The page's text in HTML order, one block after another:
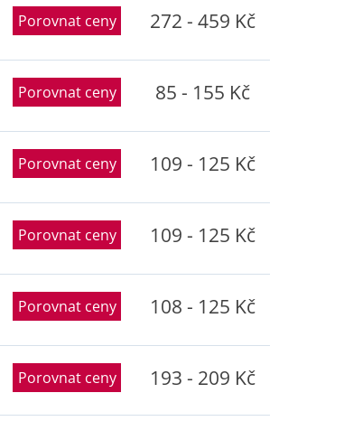
Porovnat ceny 272 - 459 Kč
Porovnat ceny 85 - 155 Kč
Porovnat ceny 109 - 125 Kč
Porovnat ceny 109 - 125 Kč
Porovnat ceny 108 - 125 Kč
Porovnat ceny 193 - 209 Kč